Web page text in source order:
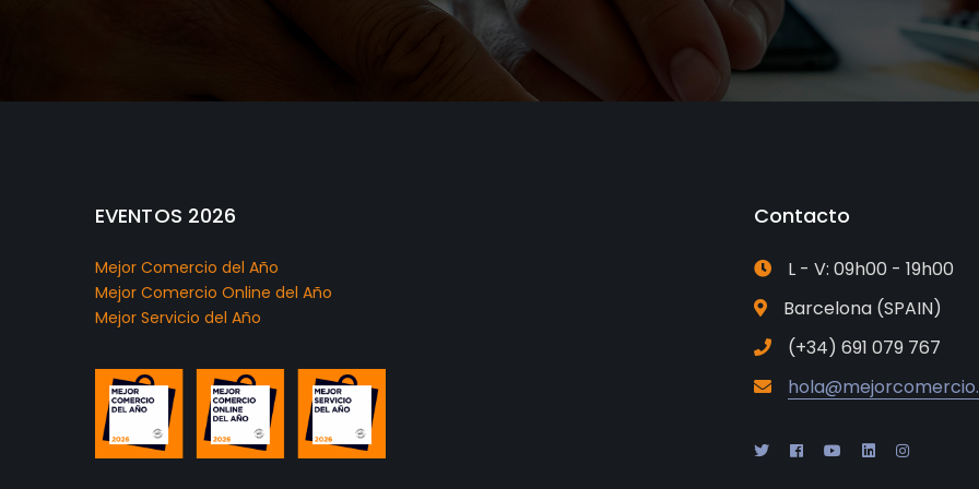
EVENTOS 2026
Mejor Comercio del Año
Mejor Comercio Online del Año
Mejor Servicio del Año
Contacto
L - V: 09h00 - 19h00
Barcelona (SPAIN)
(+34) 691 079 767